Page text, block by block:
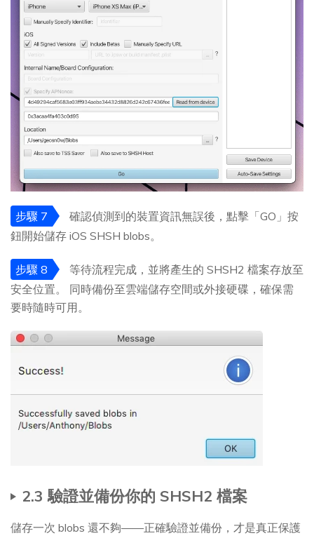
步驟 7
確認偵測到的裝置資訊無誤後，點擊「GO」按
鈕開始儲存 iOS SHSH blobs。
步驟 8
等待流程完成，並將產生的 SHSH2 檔案存放至
安全位置。 同時備份至雲端儲存空間或外接硬碟，確保需
要時隨時可用。
2.3 驗證並備份你的 SHSH2 檔案
儲存一次 blobs 還不夠——正確驗證並備份，才是真正保護